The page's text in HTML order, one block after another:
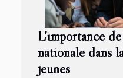
L'importance
nationale dans
jeunes